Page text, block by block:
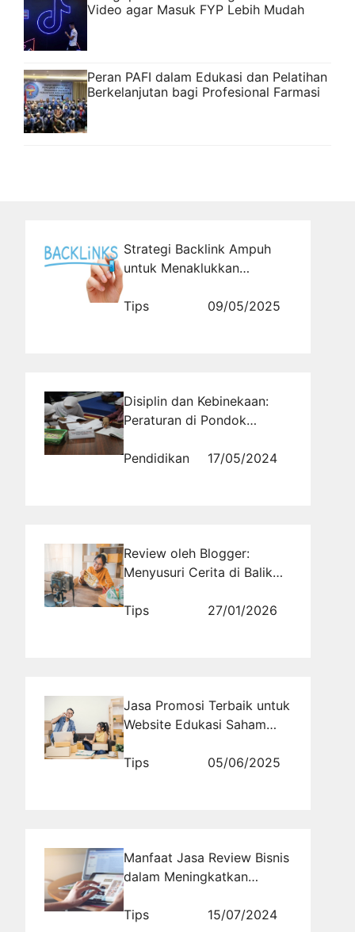
Video agar Masuk FYP Lebih Mudah
Peran PAFI dalam Edukasi dan Pelatihan
Berkelanjutan bagi Profesional Farmasi
Strategi Backlink Ampuh
untuk Menaklukkan
Tips
09/05/2025
Disiplin dan Kebinekaan:
Peraturan di Pondok
Bandung
Pendidikan 17/05/2024
Review oleh Blogger:
Menyusuri Cerita di Balik
Tips
27/01/2026
Jasa Promosi Terbaik untuk
Website Edukasi Saham
RajaBacklink.com
Tips 05/06/2025
Manfaat Jasa Review Bisnis
dalam Meningkatkan
Tips
15/07/2024